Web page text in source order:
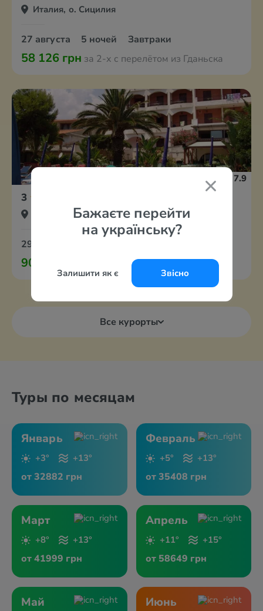
Бажаєте перейти
на українську?
Залишити як є Звісно
Италия, о. Сицилия
27 августа 5 ночей Завтраки
58 126 грн за 2-х с перелётом из Гданьска
7.9
3
Италия, о. Сицилия
29 августа
90 404 грн за 2-х с перелётом из Гданьска
Все курорты
Туры по месяцам
Январь
+3° +13°
от 32882 грн
Февраль
+5° +13°
от 35408 грн
Март
+8° +13°
от 41999 грн
Апрель
+11° +15°
от 58649 грн
Май Июнь